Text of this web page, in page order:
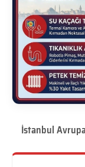
İstanbul